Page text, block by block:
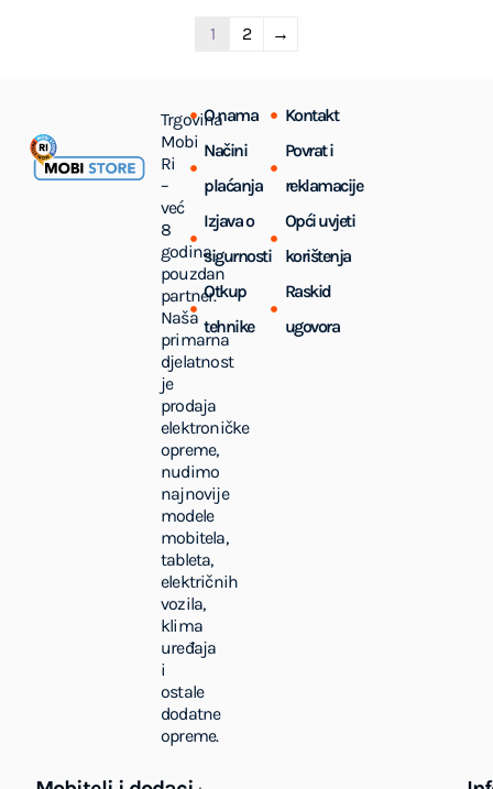
1 2 →
Trgovina
Mobi
Ri
–
već
8
godina
pouzdan
partner.
Naša
primarna
djelatnost
je
prodaja
elektroničke
opreme,
nudimo
najnovije
modele
mobitela,
tableta,
električnih
vozila,
klima
uređaja
i
ostale
dodatne
opreme.
O nama
Kontakt
Načini
plaćanja
Povrat i
reklamacije
Izjava o
sigurnosti
Opći uvjeti
korištenja
Otkup
tehnike
Raskid
ugovora